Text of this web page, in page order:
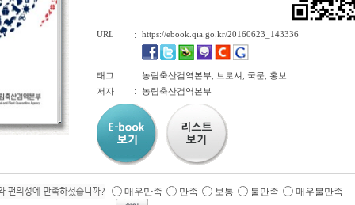
URL : https://ebook.qia.go.kr/20160623_143336
태그 :
농림축산검역본부, 브로셔, 국문, 홍보
저자
: 농림축산검역본부
매우만족 만족 보통 불만족 매우불만족